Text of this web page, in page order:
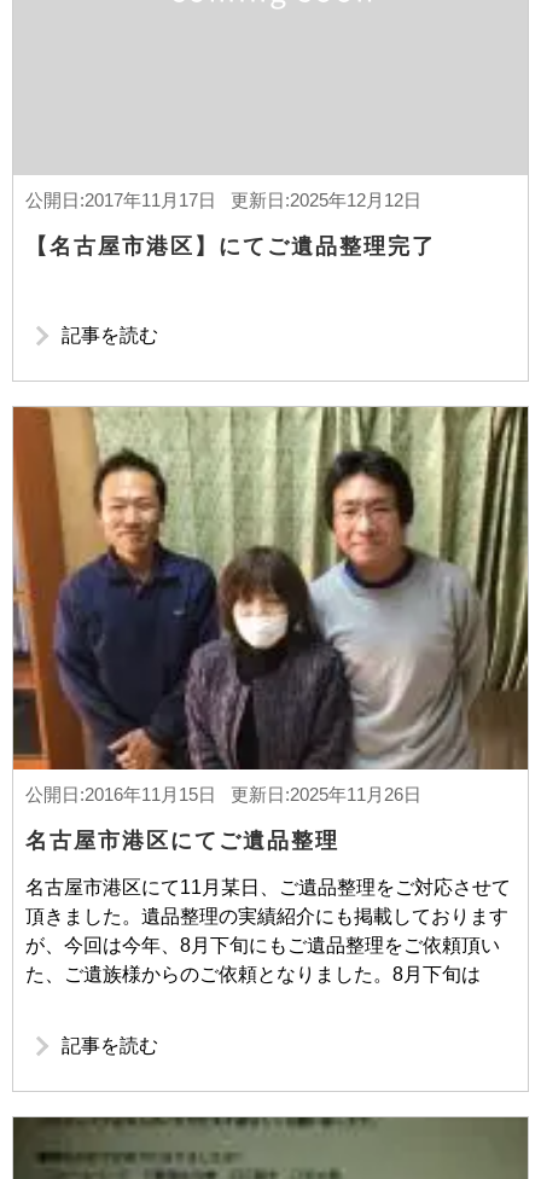
公開日:2017年11月17日 更新日:2025年12月12日
【名古屋市港区】にてご遺品整理完了
記事を読む
公開日:2016年11月15日 更新日:2025年11月26日
名古屋市港区にてご遺品整理
名古屋市港区にて11月某日、ご遺品整理をご対応させて
頂きました。遺品整理の実績紹介にも掲載しております
が、今回は今年、8月下旬にもご遺品整理をご依頼頂い
た、ご遺族様からのご依頼となりました。8月下旬は
記事を読む